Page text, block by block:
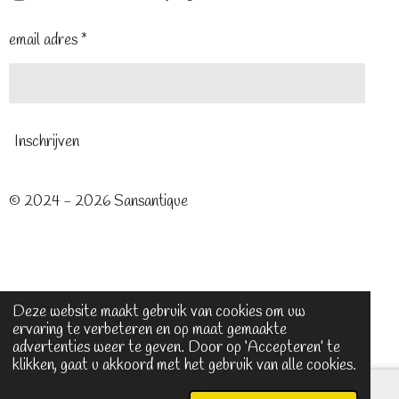
Deze website maakt gebruik van cookies om uw
ervaring te verbeteren en op maat gemaakte
advertenties weer te geven. Door op ‘Accepteren’ te
klikken, gaat u akkoord met het gebruik van alle cookies.
email adres *
Inschrijven
© 2024 - 2026 Sansantique